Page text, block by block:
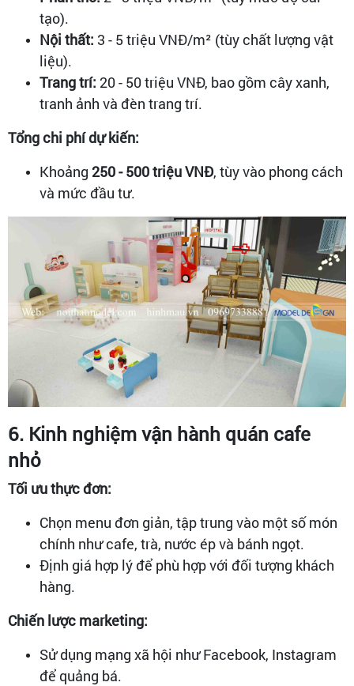
tạo).
Nội thất: 3 - 5 triệu VNĐ/m² (tùy chất lượng vật
liệu).
Trang trí: 20 - 50 triệu VNĐ, bao gồm cây xanh,
tranh ảnh và đèn trang trí.
Tổng chi phí dự kiến:
Khoảng 250 - 500 triệu VNĐ, tùy vào phong cách
và mức đầu tư.
6. Kinh nghiệm vận hành quán cafe
nhỏ
Tối ưu thực đơn:
Chọn menu đơn giản, tập trung vào một số món
chính như cafe, trà, nước ép và bánh ngọt.
Định giá hợp lý để phù hợp với đối tượng khách
hàng.
Chiến lược marketing:
Sử dụng mạng xã hội như Facebook, Instagram
để quảng bá.